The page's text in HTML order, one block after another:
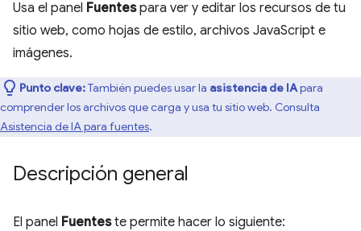
Usa el panel Fuentespara ver y editar los recursos de tu
sitio web, como hojas de estilo, archivos JavaScript e
imágenes.
Punto clave:También puedes usar la asistencia de IApara
comprender los archivos que carga y usa tu sitio web. Consulta
Asistencia de IA para fuentes.
Descripción general
El panel Fuenteste permite hacer lo siguiente: